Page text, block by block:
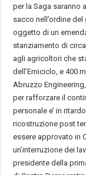
per la Saga saranno
sacco nell’ordine
oggetto di un
stanziamento di
agli agricoltori che
dell’Emiciclo, e 400
Abruzzo
per rafforzare il
personale e’ in
ricostruzione post
essere approvato in
un’interruzione dei
presidente della